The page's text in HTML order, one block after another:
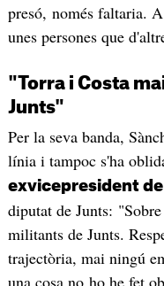
presó, només faltaria.
unes persones que
"Torra i Costa
Junts"
Per la seva banda,
línia i tampoc s'ha
exvicepresident
diputat de Junts:
militants de Junts.
trajectòria, mai ningú
una cosa no ho he fet